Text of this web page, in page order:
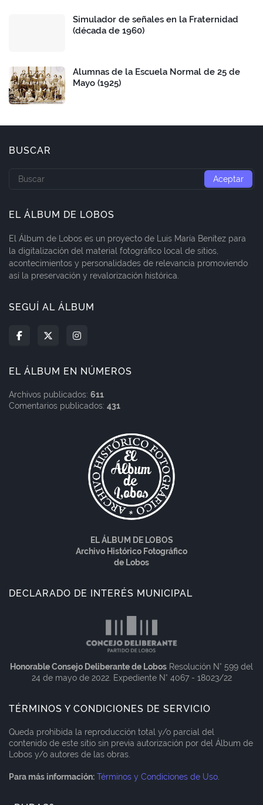
Simulador de señales en la Fraternidad
(década de 1960)
Alumnas de la Escuela Normal de 25 de
Mayo (1925)
BUSCAR
EL ÁLBUM DE LOBOS
El Álbum de Lobos es un proyecto de Luis María Benítez para
la digitalización del material fotográfico local de sitios,
acontecimientos y personalidades de relevancia promoviendo
así la preservación y revalorización histórica.
SEGUÍ AL ÁLBUM
EL ÁLBUM EN NÚMEROS
Archivos publicados: 611
Comentarios publicados: 431
EL ÁLBUM DE LOBOS
Archivo Histórico Fotográfico
de Lobos
DECLARADO DE INTERÉS MUNICIPAL
Honorable Consejo Deliberante de Lobos Resolución N° 599 del
24 de mayo de 2022. Expediente N° 4067 - 18023/22
TÉRMINOS Y CONDICIONES DE SERVICIO
Queda prohibida la reproducción total y/o parcial del
contenido de este sitio sin previa autorización por del Álbum de
Lobos y/o autores de las obras.
Para más información: Términos y Condiciones de Uso